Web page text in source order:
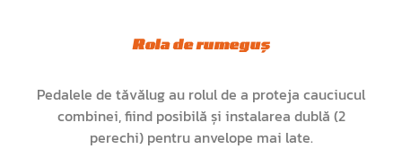
Rola de rumeguș
Pedalele de tăvălug au rolul de a proteja cauciucul
combinei, fiind posibilă și instalarea dublă (2
perechi) pentru anvelope mai late.